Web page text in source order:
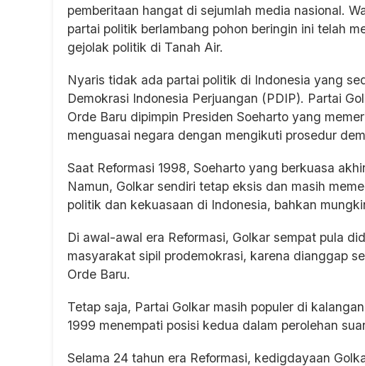
pemberitaan hangat di sejumlah media nasional.
partai politik berlambang pohon beringin ini telah
gejolak politik di Tanah Air.
Nyaris tidak ada partai politik di Indonesia yang
Demokrasi Indonesia Perjuangan (PDIP). Partai
Orde Baru dipimpin Presiden Soeharto yang
menguasai negara dengan mengikuti prosedur
Saat Reformasi 1998, Soeharto yang berkuasa
Namun, Golkar sendiri tetap eksis dan masih
politik dan kekuasaan di Indonesia, bahkan
Di awal-awal era Reformasi, Golkar sempat pula
masyarakat sipil prodemokrasi, karena dianggap
Orde Baru.
Tetap saja, Partai Golkar masih populer di
1999 menempati posisi kedua dalam perolehan
Selama 24 tahun era Reformasi, kedigdayaan